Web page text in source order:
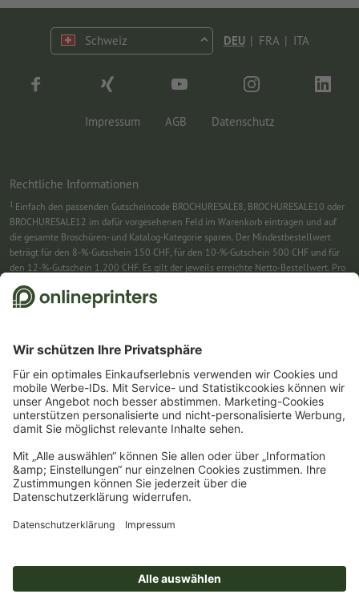
Umweltschutz
op.premium
Druck & Insights
Tutorials
Schweiz DEU | FRA | ITA
Impressum AGB Datenschutz
Rechtliche Informationen
1 Einfach den passenden Gutscheincode BROCHURESALE8, BROCHURESALE10 oder
BROCHURESALE12 im dafür vorgesehenen Feld im Warenkorb eintragen und auf
die gesamte Broschüren- und Katalog-Kategorie sparen. Der Mindestbestellwert
beträgt für den 8-%-Gutschein 150 CHF, für den 10-%-Gutschein 500 CHF und für
den 12-%-Gutschein 1.200 CHF. Es gilt der jeweils erreichte Netto-Bestellwert. Pro
Bestellung ist nur ein Gutscheincode einlösbar. Mehrfach einlösbar. Keine
Barauszahlung. Nicht mit weiteren Aktionen kombinierbar. Die Aktion gilt bis
Warenkorb eintragen und auf ausgewählte Produkte sparen. Kein
Mindestbestellwert. Mehrfach einlösbar. Keine Barauszahlung. Nicht mit weiteren
Aktionen kombinierbar. Die Aktion gilt bis einschliesslich 31.08.2026.
3 Einfach den Gutscheincode STICKYNOTES26-20 im dafür vorgesehenen Feld im
Warenkorb eintragen und auf ausgewählte Produkte sparen. Kein
Aktionen kombinierbar. Die Aktion gilt bis einschliesslich 31.08.2026.
4Sie erhalten zunächst eine E-Mail, in der Sie die Anmeldung zum Newsletter durch
einen Klick bestätigen. Erst dann senden wir Ihnen den Rabattcode und künftig
Maximale Höhe des Rabatts: 150 CHF des Bestellwerts (netto). Einmalig einlösbar.